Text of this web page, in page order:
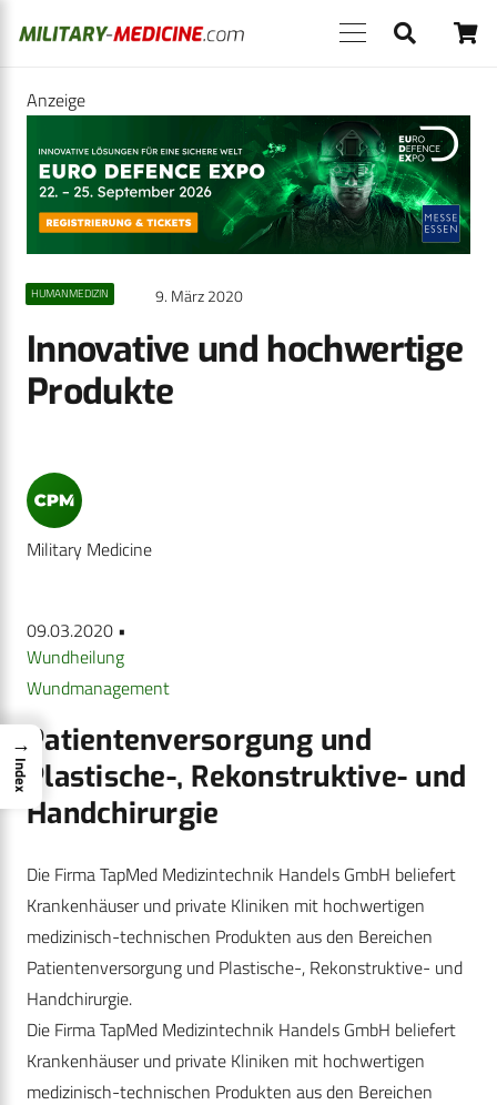
Anzeige
HUMANMEDIZIN 9. März 2020
Innovative und hochwertige
Produkte
Military Medicine
09.03.2020 •
Wundheilung
Wundmanagement
Patientenversorgung und
Plastische-, Rekonstruktive- und
Handchirurgie
Die Firma TapMed Medizintechnik Handels GmbH beliefert
Krankenhäuser und private Kliniken mit hochwertigen
medizinisch-technischen Produkten aus den Bereichen
Patientenversorgung und Plastische-, Rekonstruktive- und
Handchirurgie.
Die Firma TapMed Medizintechnik Handels GmbH beliefert
Krankenhäuser und private Kliniken mit hochwertigen
medizinisch-technischen Produkten aus den Bereichen
→
Index